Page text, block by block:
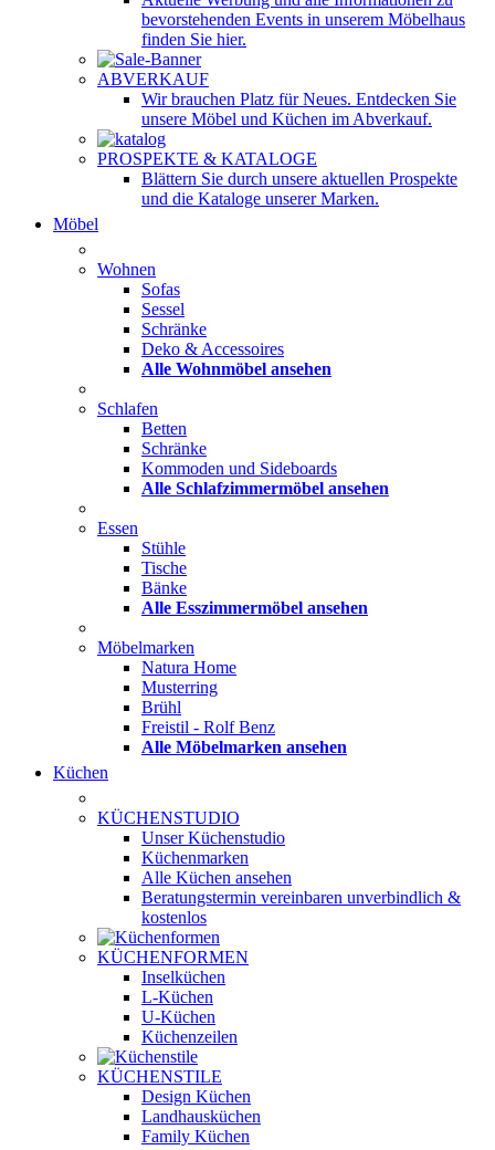
bevorstehenden Events in unserem Möbelhaus
finden Sie hier.
ABVERKAUF
Wir brauchen Platz für Neues. Entdecken Sie
unsere Möbel und Küchen im Abverkauf.
PROSPEKTE & KATALOGE
Blättern Sie durch unsere aktuellen Prospekte
und die Kataloge unserer Marken.
Möbel
Wohnen
Sofas
Sessel
Schränke
Deko & Accessoires
Alle Wohnmöbel ansehen
Schlafen
Betten
Schränke
Kommoden und Sideboards
Alle Schlafzimmermöbel ansehen
Essen
Stühle
Tische
Bänke
Alle Esszimmermöbel ansehen
Möbelmarken
Natura Home
Musterring
Brühl
Freistil - Rolf Benz
Alle Möbelmarken ansehen
Küchen
KÜCHENSTUDIO
Unser Küchenstudio
Küchenmarken
Alle Küchen ansehen
Beratungstermin vereinbaren unverbindlich &
kostenlos
KÜCHENFORMEN
Inselküchen
L-Küchen
U-Küchen
Küchenzeilen
KÜCHENSTILE
Design Küchen
Landhausküchen
Family Küchen